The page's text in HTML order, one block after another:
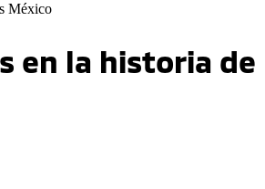
en la historia